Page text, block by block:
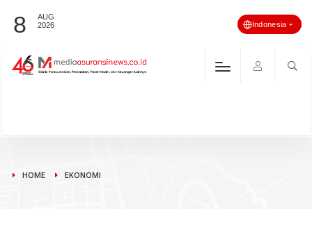
8
AUG
2026
Indonesia
HOME EKONOMI